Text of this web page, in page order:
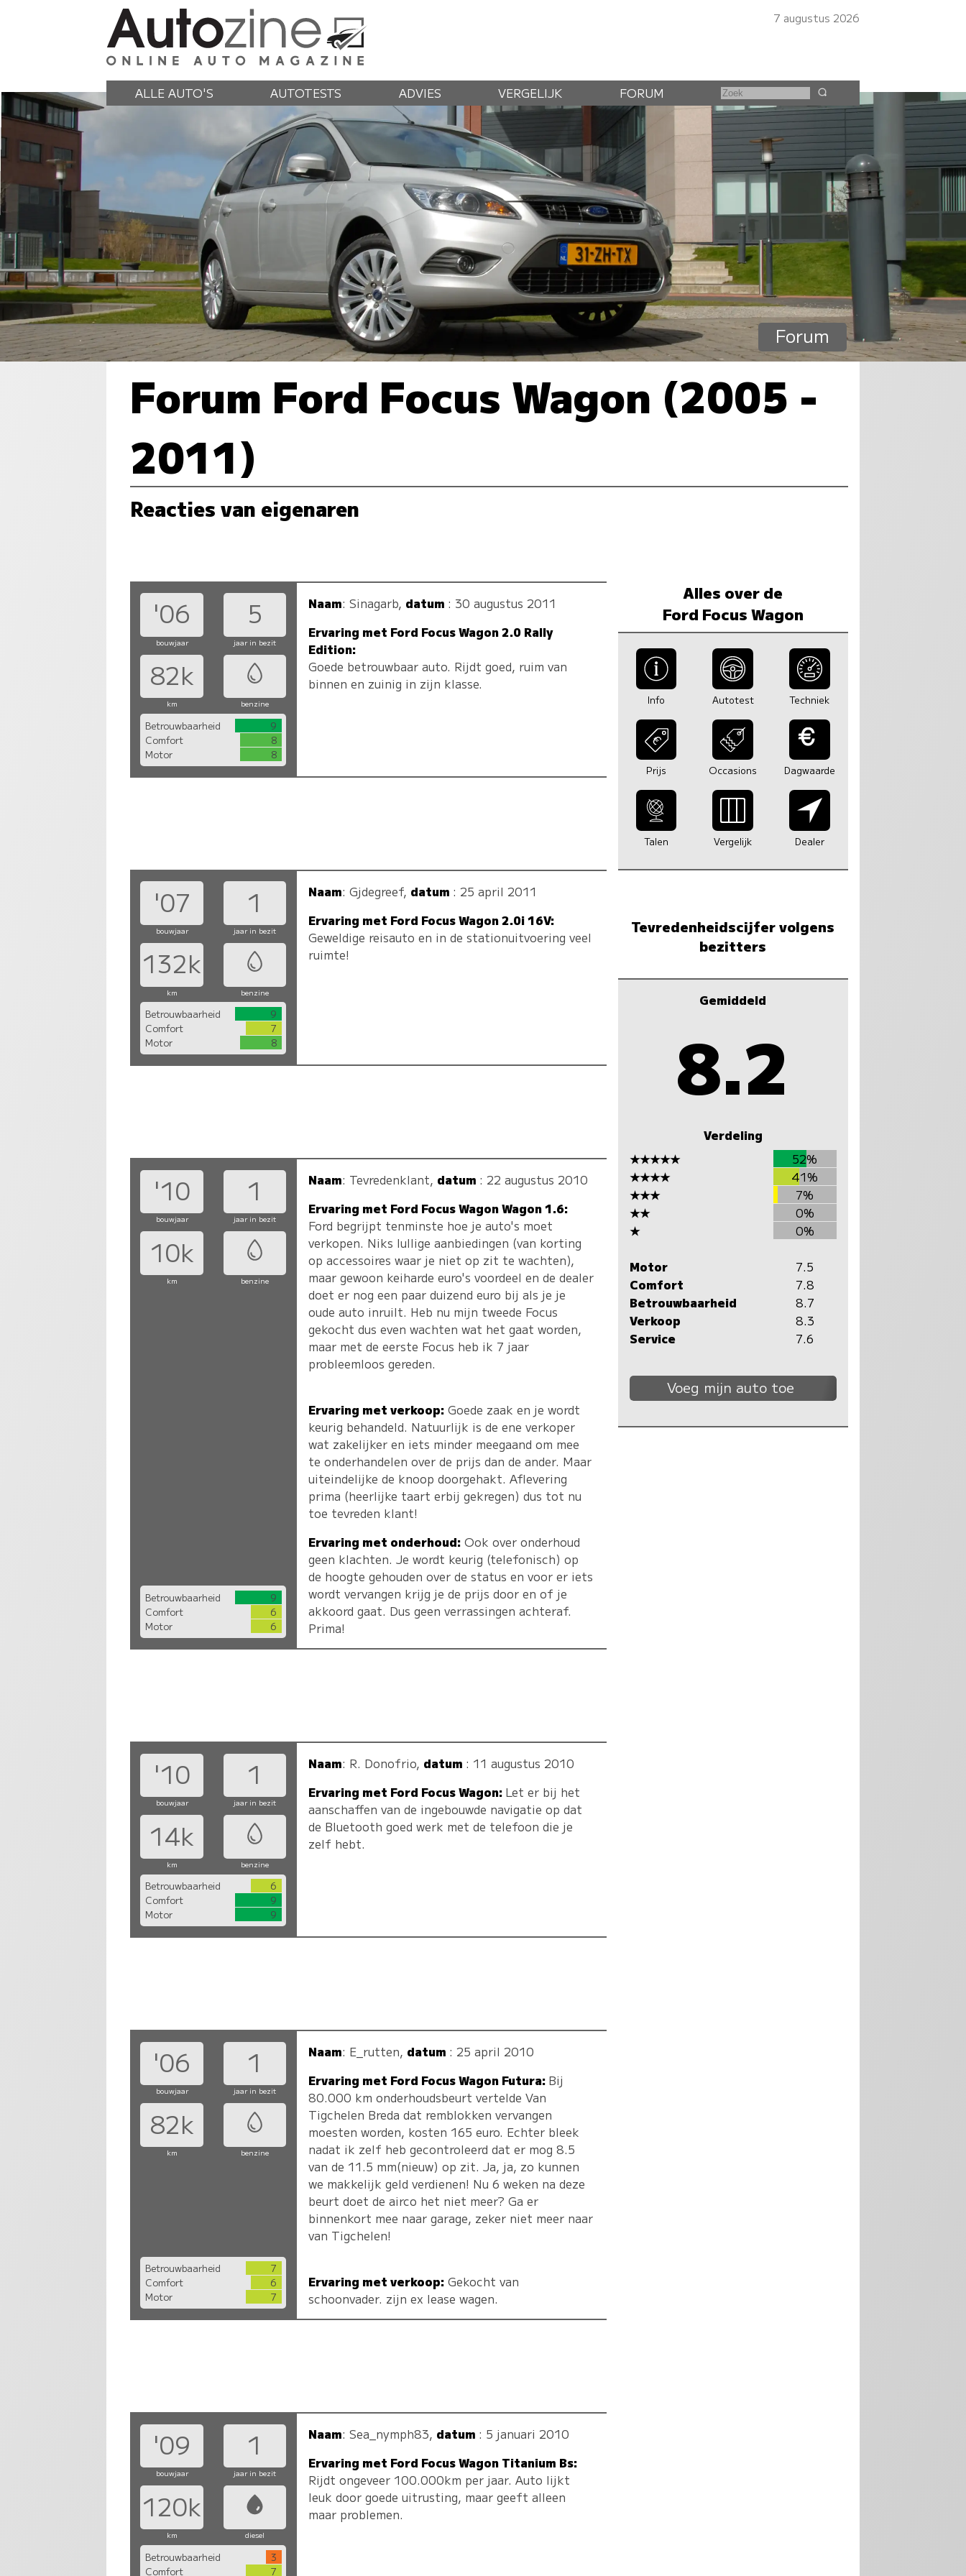
7 augustus 2026
ALLE AUTO'S AUTOTESTS ADVIES VERGELIJK FORUM
Forum
Forum Ford Focus Wagon (2005 -
2011)
Reacties van eigenaren
'06 5
bouwjaar jaar in bezit
82k
km benzine
Betrouwbaarheid
9
Comfort
8
Motor
8
Naam: Sinagarb, datum : 30 augustus 2011
Ervaring met Ford Focus Wagon 2.0 Rally
Edition:
Goede betrouwbaar auto. Rijdt goed, ruim van
binnen en zuinig in zijn klasse.
'07 1
bouwjaar jaar in bezit
132k
km benzine
Betrouwbaarheid
9
Comfort
7
Motor
8
Naam: Gjdegreef, datum : 25 april 2011
Ervaring met Ford Focus Wagon 2.0i 16V:
Geweldige reisauto en in de stationuitvoering veel
ruimte!
'10 1
bouwjaar jaar in bezit
10k
km benzine
Betrouwbaarheid
9
Comfort
6
Motor
6
Naam: Tevredenklant, datum : 22 augustus 2010
Ervaring met Ford Focus Wagon Wagon 1.6:
Ford begrijpt tenminste hoe je auto's moet
verkopen. Niks lullige aanbiedingen (van korting
op accessoires waar je niet op zit te wachten),
maar gewoon keiharde euro's voordeel en de dealer
doet er nog een paar duizend euro bij als je je
oude auto inruilt. Heb nu mijn tweede Focus
gekocht dus even wachten wat het gaat worden,
maar met de eerste Focus heb ik 7 jaar
probleemloos gereden.
Ervaring met verkoop:Goede zaak en je wordt
keurig behandeld. Natuurlijk is de ene verkoper
wat zakelijker en iets minder meegaand om mee
te onderhandelen over de prijs dan de ander. Maar
uiteindelijke de knoop doorgehakt. Aflevering
prima (heerlijke taart erbij gekregen) dus tot nu
toe tevreden klant!
Ervaring met onderhoud:Ook over onderhoud
geen klachten. Je wordt keurig (telefonisch) op
de hoogte gehouden over de status en voor er iets
wordt vervangen krijg je de prijs door en of je
akkoord gaat. Dus geen verrassingen achteraf.
Prima!
'10 1
bouwjaar jaar in bezit
14k
km benzine
Betrouwbaarheid
6
Comfort
9
Motor
9
Naam: R. Donofrio, datum : 11 augustus 2010
Ervaring met Ford Focus Wagon: Let er bij het
aanschaffen van de ingebouwde navigatie op dat
de Bluetooth goed werk met de telefoon die je
zelf hebt.
'06 1
bouwjaar jaar in bezit
82k
km benzine
Betrouwbaarheid
7
Comfort
6
Motor
7
Naam: E_rutten, datum : 25 april 2010
Ervaring met Ford Focus Wagon Futura: Bij
80.000 km onderhoudsbeurt vertelde Van
Tigchelen Breda dat remblokken vervangen
moesten worden, kosten 165 euro. Echter bleek
nadat ik zelf heb gecontroleerd dat er mog 8.5
van de 11.5 mm(nieuw) op zit. Ja, ja, zo kunnen
we makkelijk geld verdienen! Nu 6 weken na deze
beurt doet de airco het niet meer? Ga er
binnenkort mee naar garage, zeker niet meer naar
van Tigchelen!
Ervaring met verkoop:Gekocht van
schoonvader. zijn ex lease wagen.
'09 1
bouwjaar jaar in bezit
120k
km diesel
Betrouwbaarheid
3
Comfort
7
Naam: Sea_nymph83, datum : 5 januari 2010
Ervaring met Ford Focus Wagon Titanium Bs:
Rijdt ongeveer 100.000km per jaar. Auto lijkt
leuk door goede uitrusting, maar geeft alleen
maar problemen.
Alles over de
Ford Focus Wagon
Info Autotest Techniek
Prijs Occasions Dagwaarde
Talen Vergelijk Dealer
Tevredenheidscijfer volgens
bezitters
Gemiddeld
8.2
Verdeling
★★★★★
52%
★★★★
41%
★★★
7%
★★
0%
★
0%
Motor
7.5
Comfort
7.8
Betrouwbaarheid
8.7
Verkoop
8.3
Service
7.6
Voeg mijn auto toe